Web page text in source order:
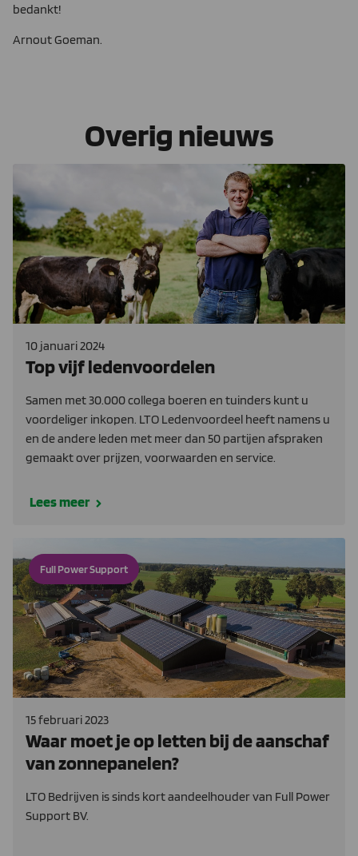
bedankt!
Arnout Goeman.
Overig nieuws
10 januari 2024
Top vijf ledenvoordelen
Samen met 30.000 collega boeren en tuinders kunt u
voordeliger inkopen. LTO Ledenvoordeel heeft namens u
en de andere leden met meer dan 50 partijen afspraken
gemaakt over prijzen, voorwaarden en service.
Lees meer
Full Power Support
15 februari 2023
Waar moet je op letten bij de aanschaf
van zonnepanelen?
LTO Bedrijven is sinds kort aandeelhouder van Full Power
Support BV.